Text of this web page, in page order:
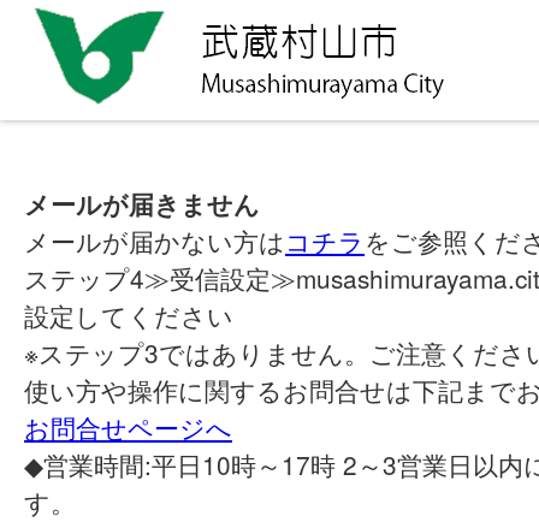
メールが届きません
メールが届かない方は コチラ をご参照くだ
ステップ4≫受信設定
設定してください
※ステップ3ではありません。ご注意くださ
使い方や操作に関するお問合せは下記まで
お問合せページへ
◆営業時間:平日10時～17時 2～3営業日以内
す。